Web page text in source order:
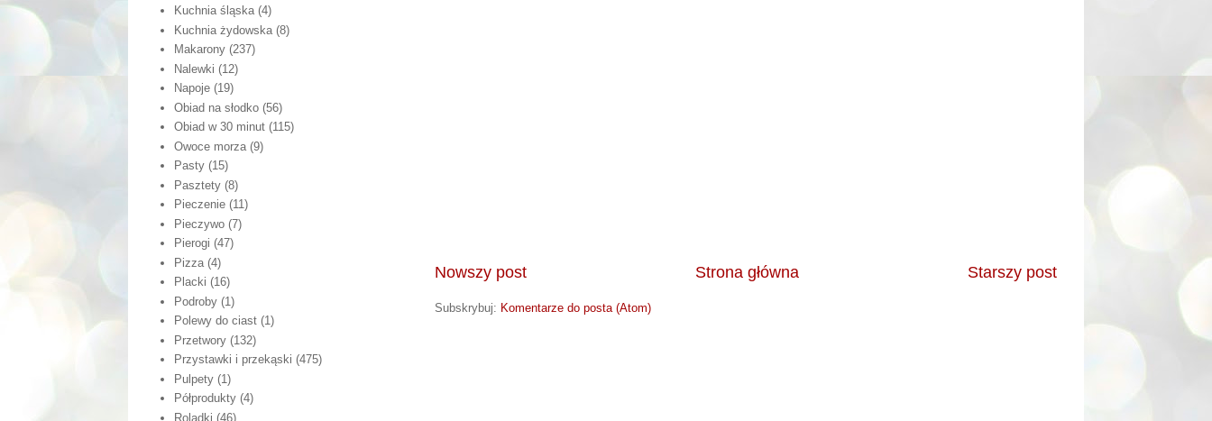
Nowszy post Starszy post
Strona główna
Subskrybuj: Komentarze do posta (Atom)
Kuchnia śląska (4)
Kuchnia żydowska (8)
Makarony (237)
Nalewki (12)
Napoje (19)
Obiad na słodko (56)
Obiad w 30 minut (115)
Owoce morza (9)
Pasty (15)
Pasztety (8)
Pieczenie (11)
Pieczywo (7)
Pierogi (47)
Pizza (4)
Placki (16)
Podroby (1)
Polewy do ciast (1)
Przetwory (132)
Przystawki i przekąski (475)
Pulpety (1)
Półprodukty (4)
Roladki (46)